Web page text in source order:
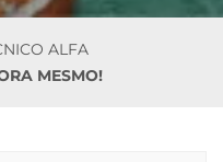
ALFA
MESMO!